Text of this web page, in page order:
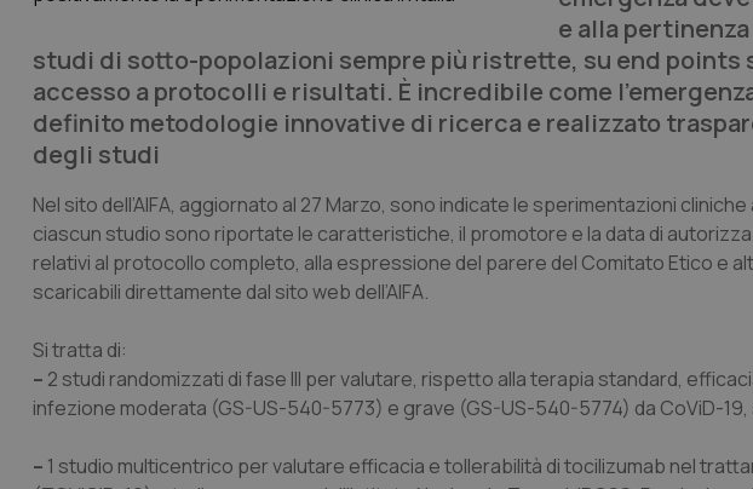
e alla
studi di sotto-popolazioni sempre più ristrette, su end points
accesso a protocolli e risultati. È incredibile come
definito metodologie innovative di ricerca e realizzato
degli studi
Nel sito dell’AIFA, aggiornato al 27 Marzo, sono indicate le sperimentazioni
ciascun studio sono riportate le caratteristiche, il promotore e la data di
relativi al protocollo completo, alla espressione del parere del Comitato Etico e
scaricabili direttamente dal sito web dell’AIFA.
Si tratta di:
– 2 studi randomizzati di fase III per valutare, rispetto alla terapia standard,
infezione moderata (GS-US-540-5773) e grave (GS-US-540-5774) da CoViD-19,
– 1 studio multicentrico per valutare efficacia e tollerabilità di tocilizumab nel